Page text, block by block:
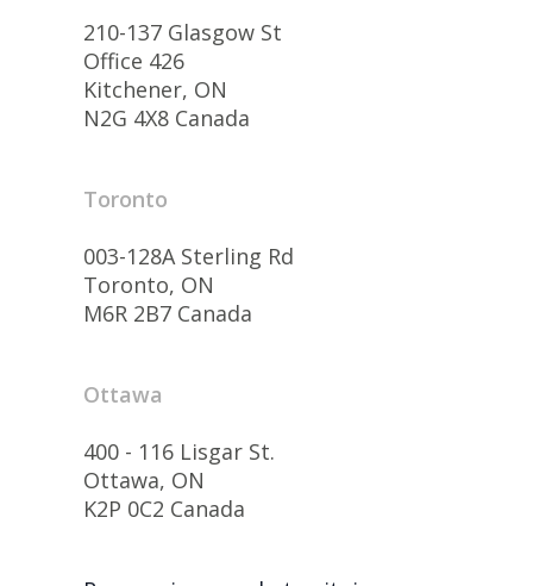
210-137 Glasgow St
Office 426
Kitchener, ON
N2G 4X8 Canada
Toronto
003-128A Sterling Rd
Toronto, ON
M6R 2B7 Canada
Ottawa
400 - 116 Lisgar St.
Ottawa, ON
K2P 0C2 Canada